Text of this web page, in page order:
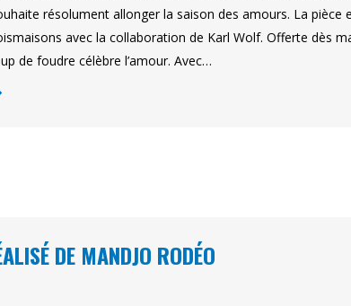
résolument allonger la saison des amours. La pièce
avec la collaboration de Karl Wolf. Offerte dès
de foudre célèbre l’amour. Avec…
DE MANDJO RODÉO